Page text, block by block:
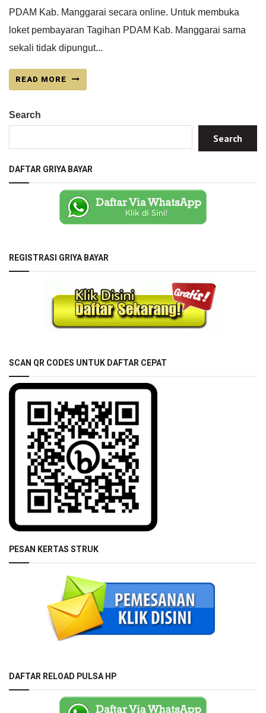
PDAM Kab. Manggarai secara online. Untuk membuka
loket pembayaran Tagihan PDAM Kab. Manggarai sama
sekali tidak dipungut...
READ MORE
Search
Search
DAFTAR GRIYA BAYAR
REGISTRASI GRIYA BAYAR
SCAN QR CODES UNTUK DAFTAR CEPAT
PESAN KERTAS STRUK
DAFTAR RELOAD PULSA HP